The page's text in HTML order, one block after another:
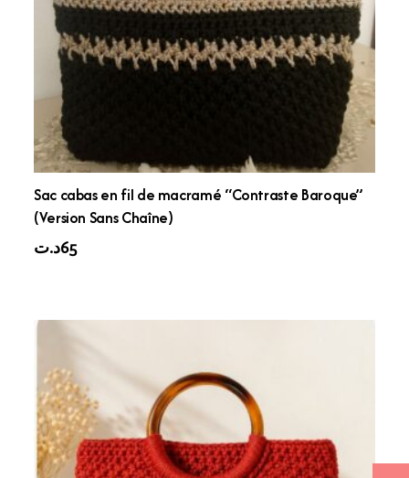
Sac cabas en fil de macramé “Contraste Baroque”
(Version Sans Chaîne)
65د.ت